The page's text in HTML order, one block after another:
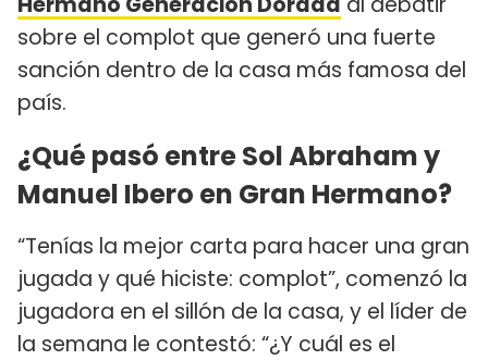
sobre el complot que generó una fuerte
sanción dentro de la casa más famosa del
país.
¿Qué pasó entre Sol Abraham y
Manuel Ibero en Gran Hermano?
“Tenías la mejor carta para hacer una gran
jugada y qué hiciste: complot”, comenzó la
jugadora en el sillón de la casa, y el líder de
la semana le contestó: “¿Y cuál es el